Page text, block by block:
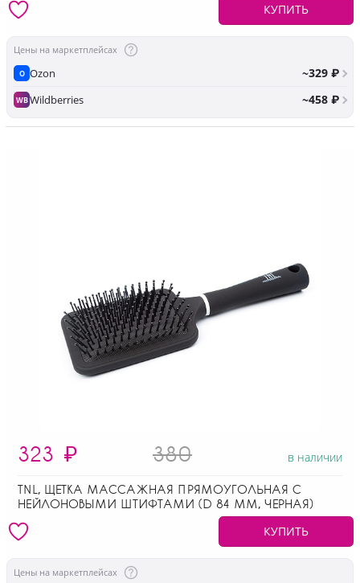
КУПИТЬ
Цены на маркетплейсах
O Ozon ~329 ₽
WBWildberries ~458 ₽
323 ₽ 380 в наличии
TNL, ЩЕТКА МАССАЖНАЯ ПРЯМОУГОЛЬНАЯ С
НЕЙЛОНОВЫМИ ШТИФТАМИ (D 84 ММ, ЧЕРНАЯ)
КУПИТЬ
Цены на маркетплейсах